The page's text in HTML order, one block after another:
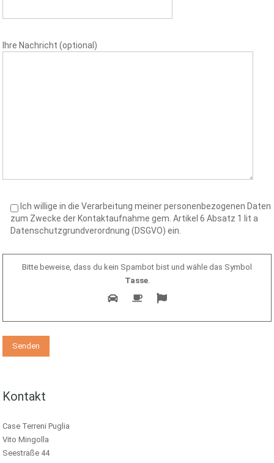
Ihre Nachricht (optional)
Ich willige in die Verarbeitung meiner personenbezogenen Daten
zum Zwecke der Kontaktaufnahme gem. Artikel 6 Absatz 1 lit a
Datenschutzgrundverordnung (DSGVO) ein.
Bitte beweise, dass du kein Spambot bist und wähle das Symbol
Tasse.
Kontakt
Case Terreni Puglia
Vito Mingolla
Seestraße 44